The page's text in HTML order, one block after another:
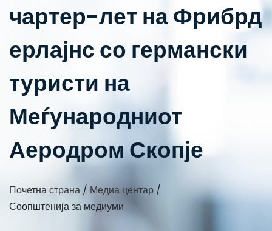
чартер-лет на Фрибрд
ерлајнс со германски
туристи на
Меѓународниот
Аеродром Скопје
Почетна страна / Медиа центар /
Соопштенија за медиуми